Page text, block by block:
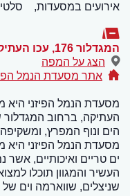
אירועים במסעדות,
המגדלור 176, עכו העתיקה
הצג על המפה
אתר מסעדת הנמל
מסעדת הנמל הפיזני
העתיקה, ברחוב
הים ונוף המפרץ,
מסעדת הנמל הפיזני
ים טריים ואיכותיים,
העשיר והמגוון תוכלו
שניצלים, שווארמה וים של